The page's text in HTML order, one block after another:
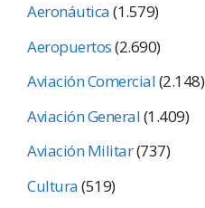
Aeronáutica(1.579)
Aeropuertos(2.690)
Aviación Comercial(2.148)
Aviación General(1.409)
Aviación Militar(737)
Cultura(519)